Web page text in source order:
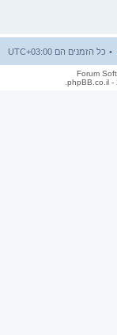
כל הזמנים הם UTC+03:00